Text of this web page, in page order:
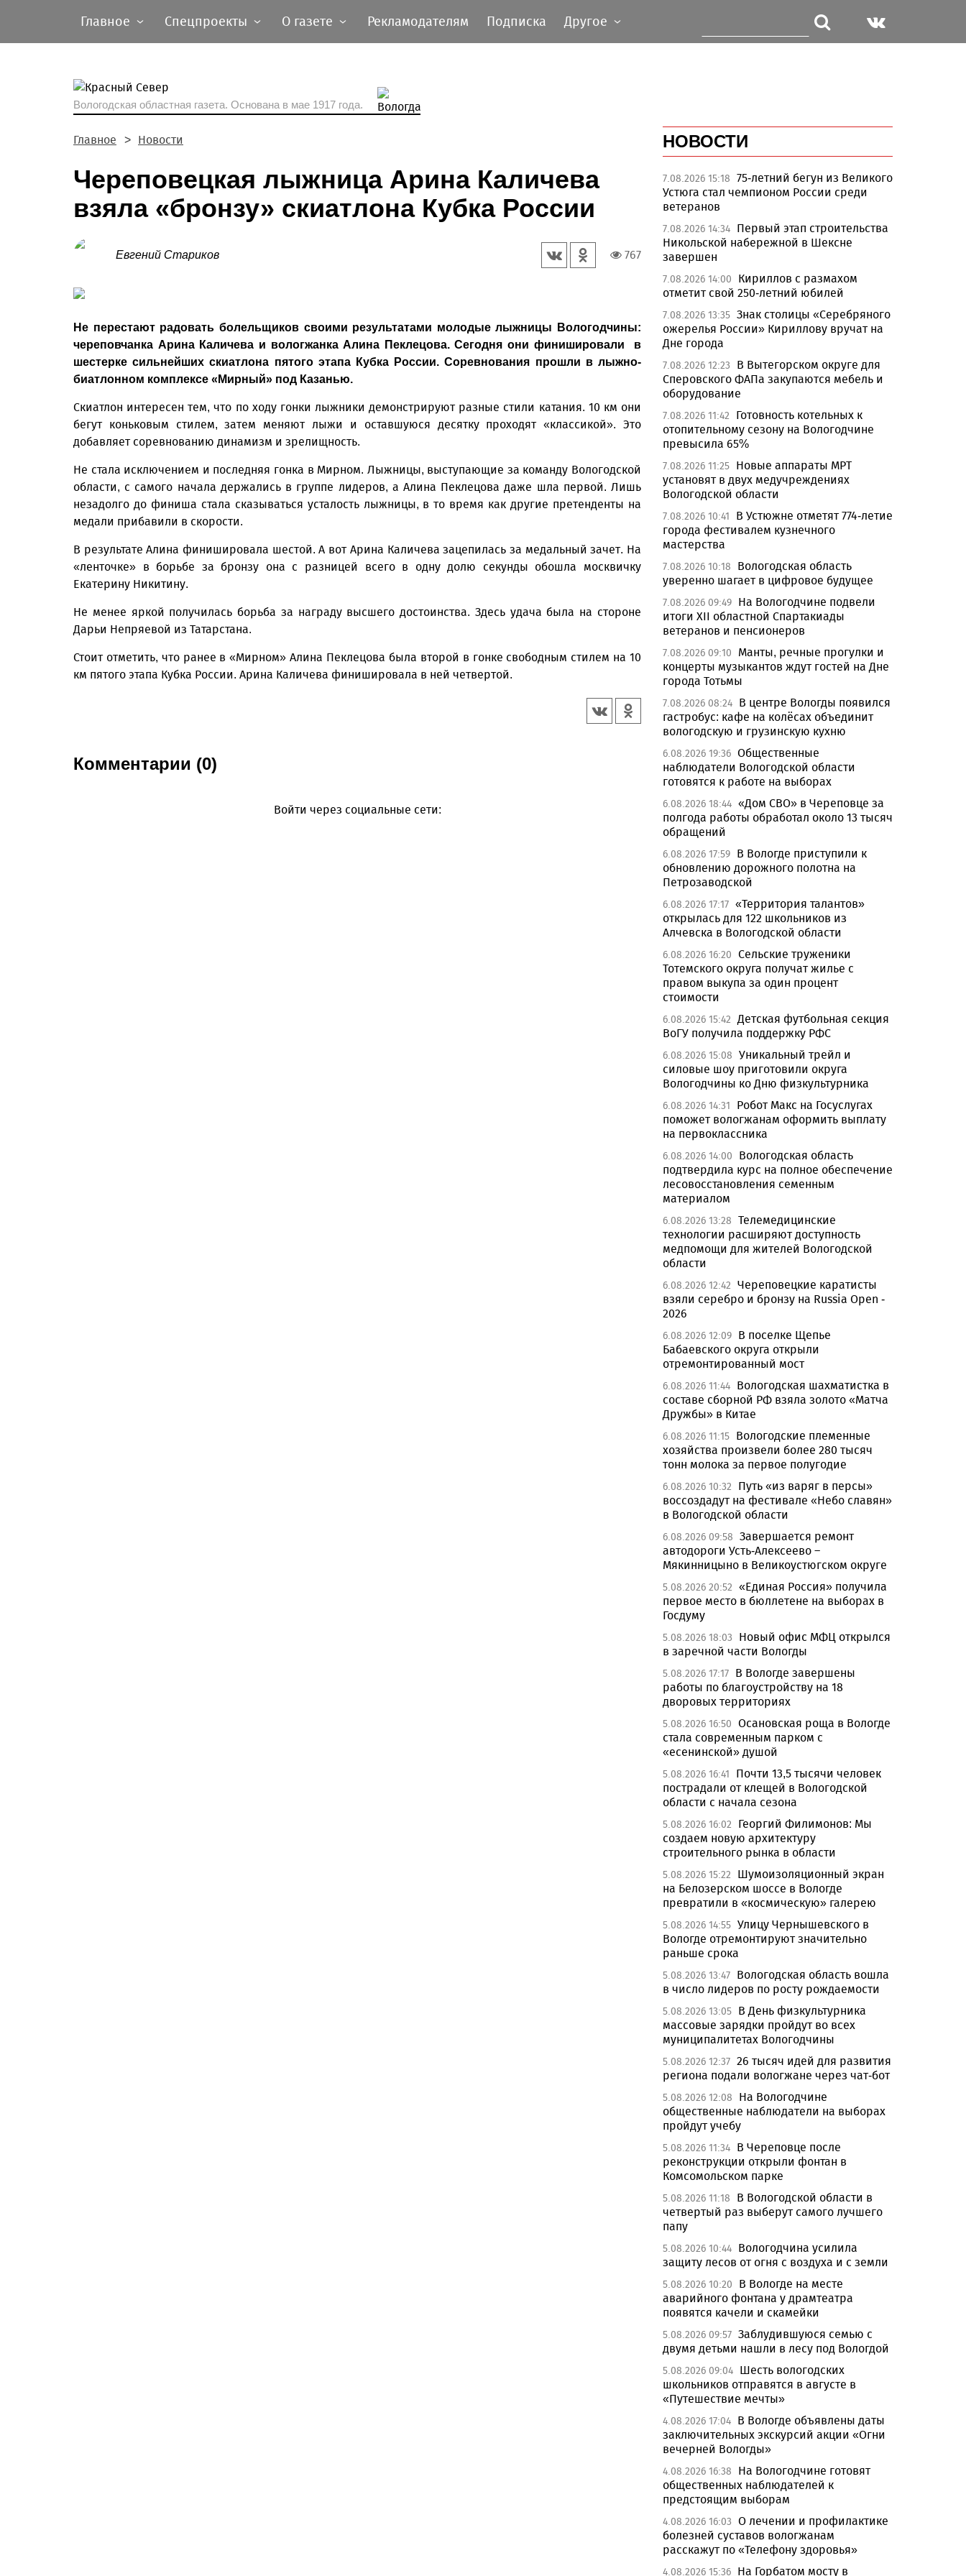
Главное Спецпроекты О газете Рекламодателям Подписка Другое
Вологодская областная газета. Основана в мае 1917 года.
Главное Новости
Череповецкая лыжница Арина Каличева
взяла «бронзу» скиатлона Кубка России
Евгений Стариков 767
Не перестают радовать болельщиков своими результатами молодые лыжницы Вологодчины:
череповчанка Арина Каличева и вологжанка Алина Пеклецова. Сегодня они финишировали в
шестерке сильнейших скиатлона пятого этапа Кубка России. Соревнования прошли в лыжно-
биатлонном комплексе «Мирный» под Казанью.
Скиатлон интересен тем, что по ходу гонки лыжники демонстрируют разные стили катания. 10 км они
бегут коньковым стилем, затем меняют лыжи и оставшуюся десятку проходят «классикой». Это
добавляет соревнованию динамизм и зрелищность.
Не стала исключением и последняя гонка в Мирном. Лыжницы, выступающие за команду Вологодской
области, с самого начала держались в группе лидеров, а Алина Пеклецова даже шла первой. Лишь
незадолго до финиша стала сказываться усталость лыжницы, в то время как другие претенденты на
медали прибавили в скорости.
В результате Алина финишировала шестой. А вот Арина Каличева зацепилась за медальный зачет. На
«ленточке» в борьбе за бронзу она с разницей всего в одну долю секунды обошла москвичку
Екатерину Никитину.
Не менее яркой получилась борьба за награду высшего достоинства. Здесь удача была на стороне
Дарьи Непряевой из Татарстана.
Стоит отметить, что ранее в «Мирном» Алина Пеклецова была второй в гонке свободным стилем на 10
км пятого этапа Кубка России. Арина Каличева финишировала в ней четвертой.
Комментарии (0)
Войти через социальные сети:
НОВОСТИ
7.08.2026 15:18 75-летний бегун из Великого
Устюга стал чемпионом России среди
ветеранов
7.08.2026 14:34 Первый этап строительства
Никольской набережной в Шексне
завершен
7.08.2026 14:00
Кириллов с размахом
отметит свой 250-летний юбилей
7.08.2026 13:35 Знак столицы «Серебряного
ожерелья России» Кириллову вручат на
Дне города
7.08.2026 12:23
В Вытегорском округе для
Сперовского ФАПа закупаются мебель и
оборудование
7.08.2026 11:42
Готовность котельных к
отопительному сезону на Вологодчине
превысила 65%
7.08.2026 11:25 Новые аппараты МРТ
установят в двух медучреждениях
Вологодской области
7.08.2026 10:41
В Устюжне отметят 774-летие
города фестивалем кузнечного
мастерства
7.08.2026 10:18
Вологодская область
уверенно шагает в цифровое будущее
7.08.2026 09:49 На Вологодчине подвели
итоги XII областной Спартакиады
ветеранов и пенсионеров
7.08.2026 09:10
Манты, речные прогулки и
концерты музыкантов ждут гостей на Дне
города Тотьмы
7.08.2026 08:24 В центре Вологды появился
гастробус: кафе на колёсах объединит
вологодскую и грузинскую кухню
6.08.2026 19:36 Общественные
наблюдатели Вологодской области
готовятся к работе на выборах
6.08.2026 18:44 «Дом СВО» в Череповце за
полгода работы обработал около 13 тысяч
обращений
6.08.2026 17:59 В Вологде приступили к
обновлению дорожного полотна на
Петрозаводской
6.08.2026 17:17 «Территория талантов»
открылась для 122 школьников из
Алчевска в Вологодской области
6.08.2026 16:20 Сельские труженики
Тотемского округа получат жилье с
правом выкупа за один процент
стоимости
6.08.2026 15:42 Детская футбольная секция
ВоГУ получила поддержку РФС
6.08.2026 15:08 Уникальный трейл и
силовые шоу приготовили округа
Вологодчины ко Дню физкультурника
6.08.2026 14:31
Робот Макс на Госуслугах
поможет вологжанам оформить выплату
на первоклассника
6.08.2026 14:00
Вологодская область
подтвердила курс на полное обеспечение
лесовосстановления семенным
материалом
6.08.2026 13:28 Телемедицинские
технологии расширяют доступность
медпомощи для жителей Вологодской
области
6.08.2026 12:42 Череповецкие каратисты
взяли серебро и бронзу на Russia Open -
2026
6.08.2026 12:09 В поселке Щепье
Бабаевского округа открыли
отремонтированный мост
6.08.2026 11:44 Вологодская шахматистка в
составе сборной РФ взяла золото «Матча
Дружбы» в Китае
6.08.2026 11:15 Вологодские племенные
хозяйства произвели более 280 тысяч
тонн молока за первое полугодие
6.08.2026 10:32
Путь «из варяг в персы»
воссоздадут на фестивале «Небо славян»
в Вологодской области
6.08.2026 09:58 Завершается ремонт
автодороги Усть-Алексеево –
Мякинницыно в Великоустюгском округе
5.08.2026 20:52 «Единая Россия» получила
первое место в бюллетене на выборах в
Госдуму
5.08.2026 18:03
Новый офис МФЦ открылся
в заречной части Вологды
5.08.2026 17:17 В Вологде завершены
работы по благоустройству на 18
дворовых территориях
5.08.2026 16:50 Осановская роща в Вологде
стала современным парком с
«есенинской» душой
5.08.2026 16:41
Почти 13,5 тысячи человек
пострадали от клещей в Вологодской
области с начала сезона
5.08.2026 16:02
Георгий Филимонов: Мы
создаем новую архитектуру
строительного рынка в области
5.08.2026 15:22
Шумоизоляционный экран
на Белозерском шоссе в Вологде
превратили в «космическую» галерею
5.08.2026 14:55 Улицу Чернышевского в
Вологде отремонтируют значительно
раньше срока
5.08.2026 13:47 Вологодская область вошла
в число лидеров по росту рождаемости
5.08.2026 13:05 В День физкультурника
массовые зарядки пройдут во всех
муниципалитетах Вологодчины
5.08.2026 12:37 26 тысяч идей для развития
региона подали вологжане через чат-бот
5.08.2026 12:08
На Вологодчине
общественные наблюдатели на выборах
пройдут учебу
5.08.2026 11:34 В Череповце после
реконструкции открыли фонтан в
Комсомольском парке
5.08.2026 11:18
В Вологодской области в
четвертый раз выберут самого лучшего
папу
5.08.2026 10:44 Вологодчина усилила
защиту лесов от огня с воздуха и с земли
5.08.2026 10:20
В Вологде на месте
аварийного фонтана у драмтеатра
появятся качели и скамейки
5.08.2026 09:57 Заблудившуюся семью с
двумя детьми нашли в лесу под Вологдой
5.08.2026 09:04 Шесть вологодских
школьников отправятся в августе в
«Путешествие мечты»
4.08.2026 17:04 В Вологде объявлены даты
заключительных экскурсий акции «Огни
вечерней Вологды»
4.08.2026 16:38
На Вологодчине готовят
общественных наблюдателей к
предстоящим выборам
4.08.2026 16:03 О лечении и профилактике
болезней суставов вологжанам
расскажут по «Телефону здоровья»
4.08.2026 15:36 На Горбатом мосту в